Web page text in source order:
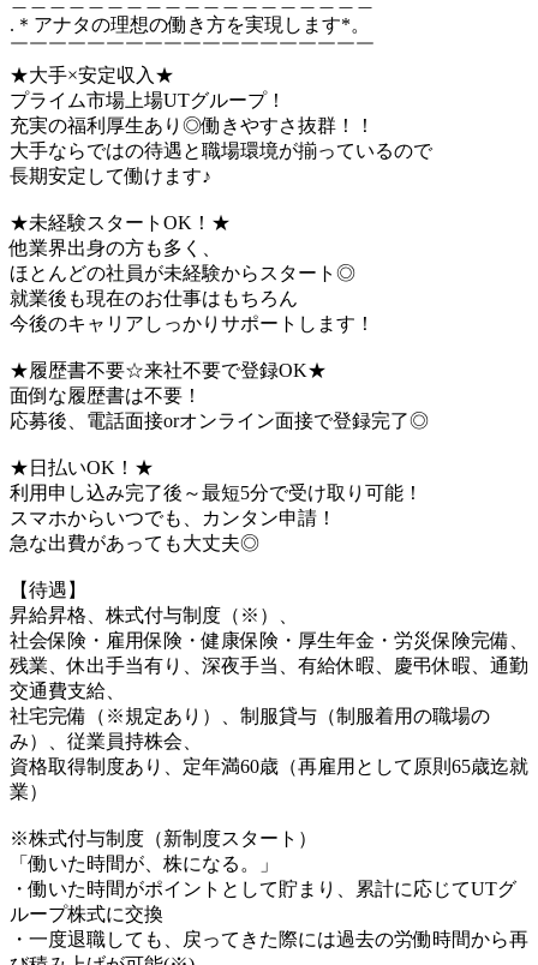
.＊アナタの理想の働き方を実現します*。
￣￣￣￣￣￣￣￣￣￣￣￣￣￣￣￣￣￣￣
★大手×安定収入★
プライム市場上場UTグループ！
充実の福利厚生あり◎働きやすさ抜群！！
大手ならではの待遇と職場環境が揃っているので
長期安定して働けます♪
★未経験スタートOK！★
他業界出身の方も多く、
ほとんどの社員が未経験からスタート◎
就業後も現在のお仕事はもちろん
今後のキャリアしっかりサポートします！
★履歴書不要☆来社不要で登録OK★
面倒な履歴書は不要！
応募後、電話面接orオンライン面接で登録完了◎
★日払いOK！★
利用申し込み完了後～最短5分で受け取り可能！
スマホからいつでも、カンタン申請！
急な出費があっても大丈夫◎
【待遇】
昇給昇格、株式付与制度（※）、
社会保険・雇用保険・健康保険・厚生年金・労災保険完備、
残業、休出手当有り、深夜手当、有給休暇、慶弔休暇、通勤
交通費支給、
社宅完備（※規定あり）、制服貸与（制服着用の職場の
み）、従業員持株会、
資格取得制度あり、定年満60歳（再雇用として原則65歳迄就
業）
※株式付与制度（新制度スタート）
「働いた時間が、株になる。」
・働いた時間がポイントとして貯まり、累計に応じてUTグ
ループ株式に交換
・一度退職しても、戻ってきた際には過去の労働時間から再